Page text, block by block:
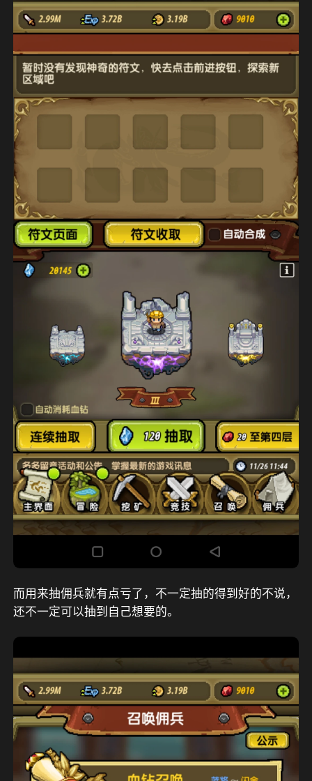
而用来抽佣兵就有点亏了，不一定抽的得到好的不说，
还不一定可以抽到自己想要的。